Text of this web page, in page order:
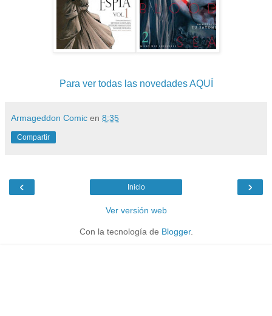
Para ver todas las novedades AQUÍ
Armageddon Comic en 8:35
Compartir
‹ ›
Inicio
Ver versión web
Con la tecnología de Blogger.